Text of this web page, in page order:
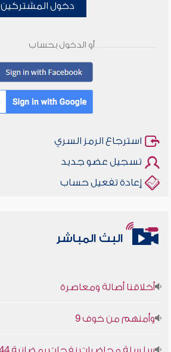
دخول المشتركين
أو الدخول بحساب
استرجاع الرمز السري
تسجيل عضو جديد
إعادة تفعيل حساب
البث المباشر
أخلاقنا أصالة ومعاصرة
وأمنهم من خوف 9
سلسلة محاضرات نفحات رمضانية 1444هـ